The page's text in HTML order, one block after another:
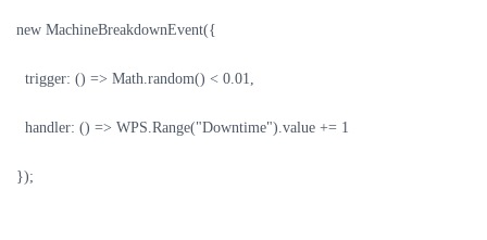
new MachineBreakdownEvent({
trigger: () => Math.random() < 0.01,
handler: () => WPS.Range("Downtime").value += 1
});